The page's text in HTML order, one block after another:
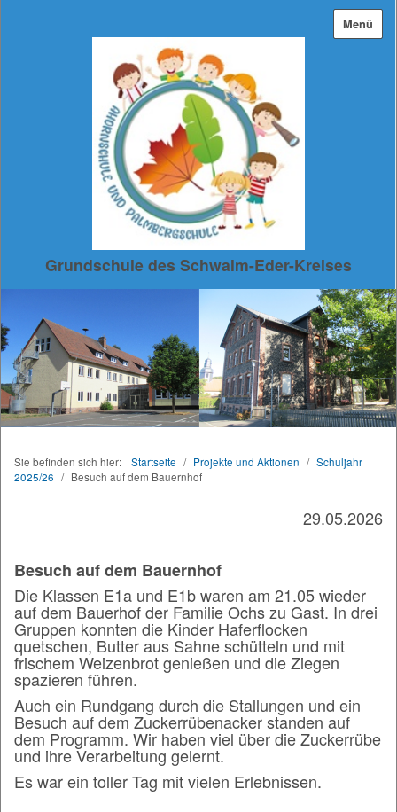
Menü
Grundschule des Schwalm-Eder-Kreises
Sie befinden sich hier: Startseite / Projekte und Aktionen / Schuljahr
2025/26 / Besuch auf dem Bauernhof
29.05.2026
Besuch auf dem Bauernhof
Die Klassen E1a und E1b waren am 21.05 wieder
auf dem Bauerhof der Familie Ochs zu Gast. In drei
Gruppen konnten die Kinder Haferflocken
quetschen, Butter aus Sahne schütteln und mit
frischem Weizenbrot genießen und die Ziegen
spazieren führen.
Auch ein Rundgang durch die Stallungen und ein
Besuch auf dem Zuckerrübenacker standen auf
dem Programm. Wir haben viel über die Zuckerrübe
und ihre Verarbeitung gelernt.
Es war ein toller Tag mit vielen Erlebnissen.